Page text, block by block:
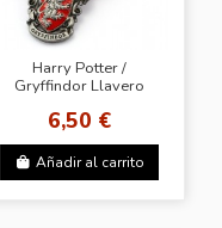
Harry Potter /
Gryffindor Llavero
6,50 €
Añadir al carrito